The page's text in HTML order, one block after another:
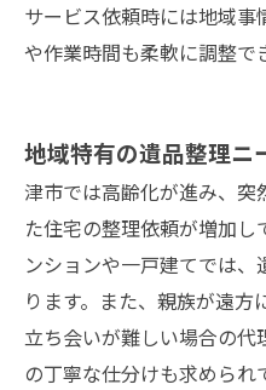
サービス依頼時には地域
や作業時間も柔軟に調整で
地域特有の遺品整理ニ
津市では高齢化が進み、突
た住宅の整理依頼が増加
ンションや一戸建てでは
ります。また、親族が遠方
立ち会いが難しい場合の
の丁寧な仕分けも求められ